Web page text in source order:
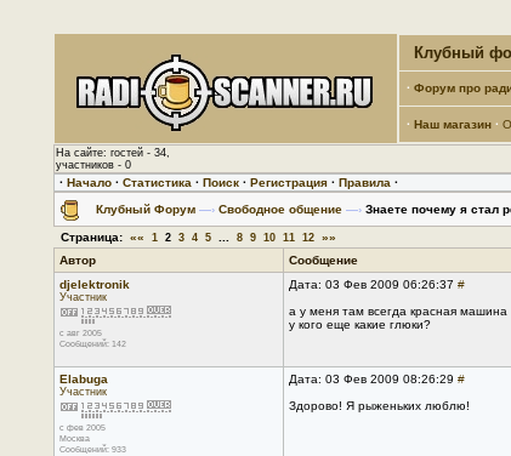
Клубный
· Форум про
· Наш магазин ·
На сайте: гостей - 34,
участников - 0
· Начало· Статистика · Поиск· Регистрация· Правила ·
Клубный Форум —› Свободное общение —›Знаете почему я стал
Страница: «« 1 2 3 4 5... 8 9 10 11 12 »»
Автор
Сообщение
djelektronik
Участник
с авг 2005
Сообщений: 142
Дата: 03 Фев 2009 06:26:37 #
а у меня там всегда красная машина
у кого еще какие глюки?
Elabuga
Участник
с фев 2005
Москва
Сообщений: 933
Дата: 03 Фев 2009 08:26:29 #
Здорово! Я рыженьких люблю!